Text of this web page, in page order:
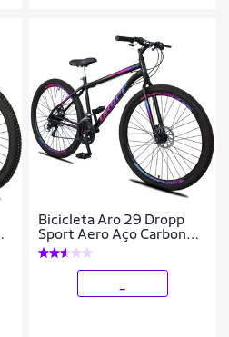
Bicicleta Aro 29 Dropp
Sport Aero Aço Carbono
21 Vel Marchas Freio a
Disco